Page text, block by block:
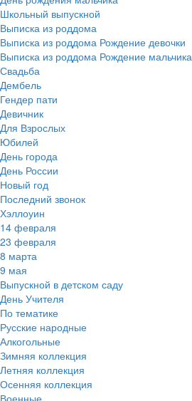
Школьный выпускной
Выписка из роддома
Выписка из роддома Рождение девочки
Выписка из роддома Рождение мальчика
Свадьба
Дембель
Гендер пати
Девичник
Для Взрослых
Юбилей
День города
День России
Новый год
Последний звонок
Хэллоуин
14 февраля
23 февраля
8 марта
9 мая
Выпускной в детском саду
День Учителя
По тематике
Русские народные
Алкогольные
Зимняя коллекция
Летняя коллекция
Осенняя коллекция
Военные